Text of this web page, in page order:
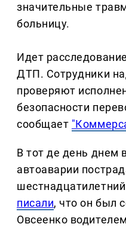
значительные
больницу.
Идет
ДТП. Сотрудники
проверяют
безопасности
сообщает
В тот де день днем
автоаварии
писали, что он был
Овсеенко